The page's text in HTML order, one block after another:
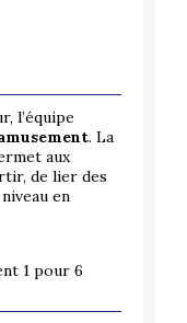
l’équipe
. La
aux
de lier des
en
1 pour 6